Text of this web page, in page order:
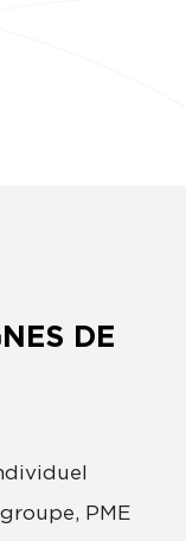
DE
PME